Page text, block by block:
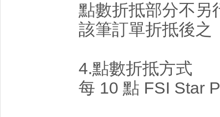
點數折抵部分不另
該筆訂單折抵後之
4.點數折抵方式
每 10 點 FSI Star